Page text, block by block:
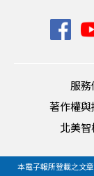
服
著作權
北美
本電子報所登載之文